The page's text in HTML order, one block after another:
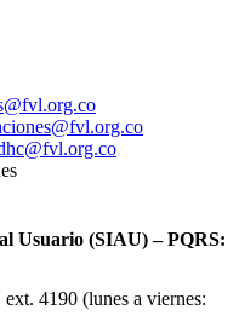
Usuario (SIAU) – PQRS:
4190 (lunes a viernes: